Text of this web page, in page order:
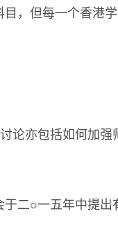
，但每一个香港
亦包括如何加强
二○一五年中提